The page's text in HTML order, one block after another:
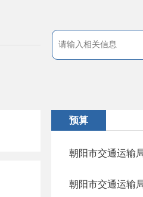
预算
朝阳市交通运输
朝阳市交通运输